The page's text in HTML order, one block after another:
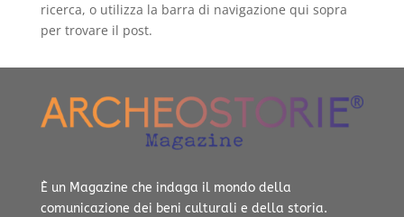
ricerca, o utilizza la barra di navigazione qui sopra
per trovare il post.
È un Magazine che indaga il mondo della
comunicazione dei beni culturali e della storia.